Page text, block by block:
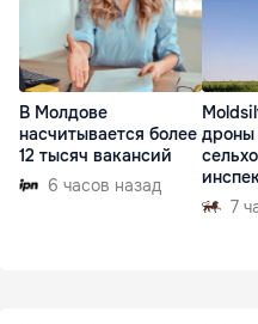
В Молдове
насчитывается более
12 тысяч вакансий
6 часов назад
дроны
7